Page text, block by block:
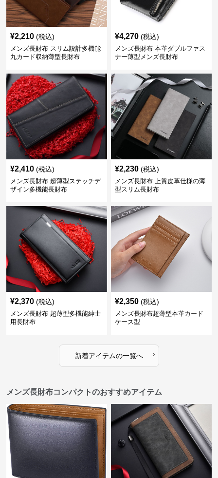
¥2,210 (税込)
メンズ長財布 スリム設計多機能
九カード収納薄型長財布
¥4,270 (税込)
メンズ長財布 本革ダブルファス
ナー薄型メンズ長財布
¥2,410 (税込)
メンズ長財布 超薄型ステッチデ
ザイン多機能長財布
¥2,230 (税込)
メンズ長財布 上質皮革仕様の薄
型スリム長財布
¥2,370 (税込)
メンズ長財布 超薄型多機能紳士
用長財布
¥2,350 (税込)
メンズ長財布超薄型本革カード
ケース型
新着アイテムの一覧へ ›
メンズ長財布コンパクトのおすすめアイテム